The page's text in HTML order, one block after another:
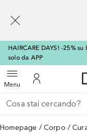
HAIRCARE DAYS! -25%
solo da APP
MenuApri menuAl Mio Account
Torna indietro
Esegui ricerca
Homepage Corpo